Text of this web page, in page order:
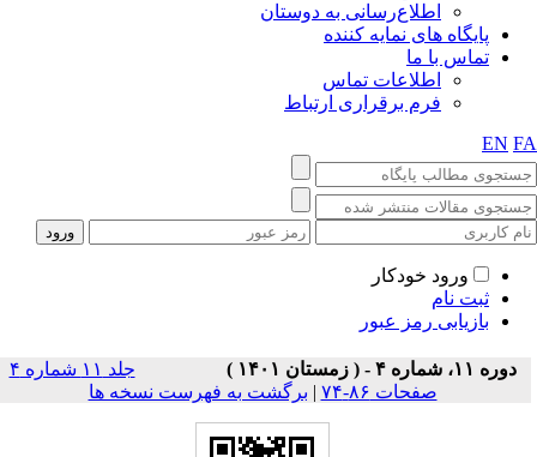
اطلاع‌رسانی به دوستان
پایگاه های نمایه کننده
تماس با ما
اطلاعات تماس
فرم برقراری ارتباط
EN
ورود خودکار
ثبت نام
بازیابی رمز عبور
دوره ۱۱، شماره ۴ - ( زمستان ۱۴۰۱ )
جلد ۱۱ شماره ۴
صفحات ۸۶-۷۴
| برگشت به فهرست نسخه ها